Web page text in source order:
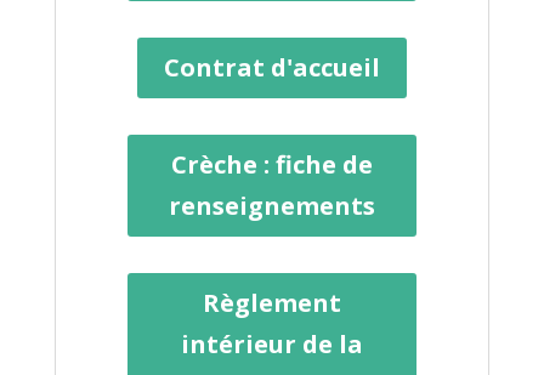
Contrat d'accueil
Crèche : fiche de
renseignements
Règlement
intérieur de la